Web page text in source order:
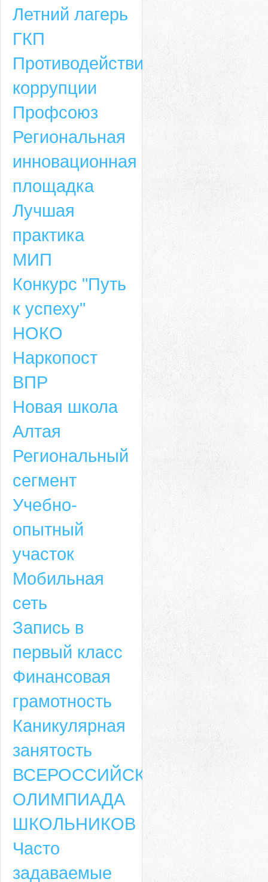
6-49, электронный адрес: aja_70@mail.ru
Летний лагерь
ГКП
Противодействие
коррупции
Профсоюз
Региональная
инновационная
площадка
Лучшая
практика
МИП
Конкурс "Путь
к успеху"
НОКО
Наркопост
ВПР
Новая школа
Алтая
Региональный
сегмент
Учебно-
опытный
участок
Мобильная
сеть
Запись в
первый класс
Финансовая
грамотность
Каникулярная
занятость
ВСЕРОССИЙСКАЯ
ОЛИМПИАДА
ШКОЛЬНИКОВ
Часто
задаваемые